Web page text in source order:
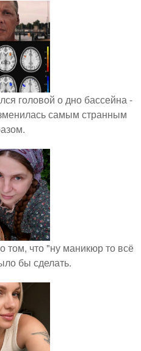
головой о дно бассейна -
самым странным
том, что "ну маникюр то всё
бы сделать.